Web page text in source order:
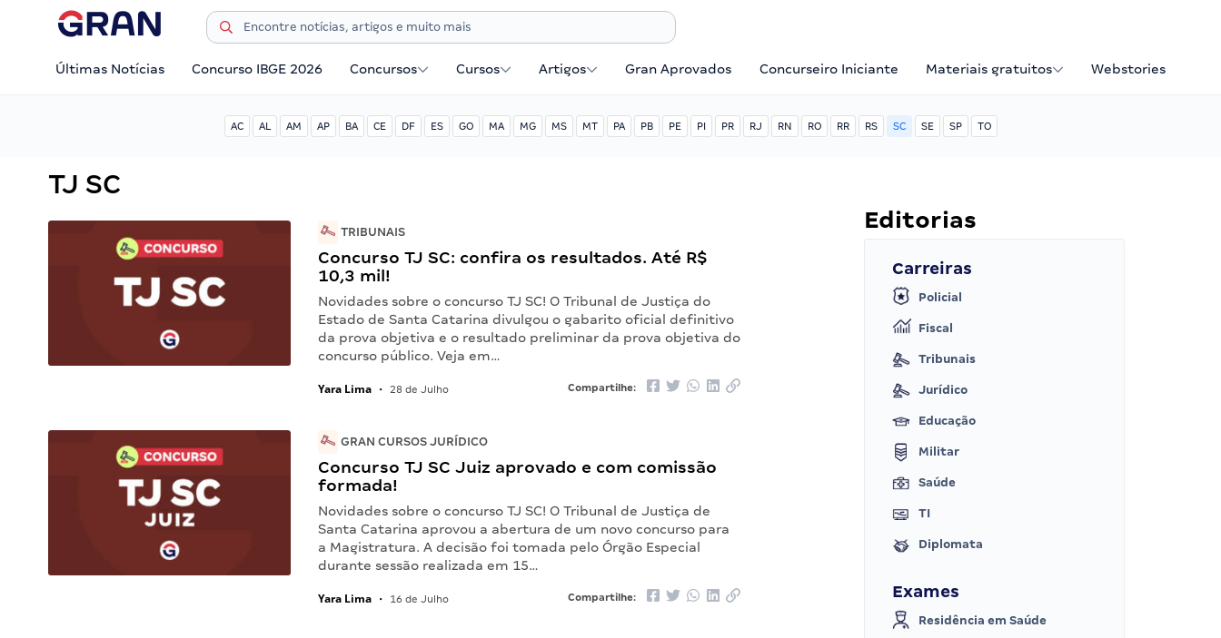
Últimas Notícias Concurso IBGE 2026 Concursos Cursos Artigos Gran Aprovados Concurseiro Iniciante Materiais gratuitos Webstories
AC AL AM AP BA CE DF ES GO MA MG MS MT PA PB PE PI PR RJ RN RO RR RS SC SE SP TO
TJ SC
TRIBUNAIS
Concurso TJ SC: confira os resultados. Até R$
10,3 mil!
Novidades sobre o concurso TJ SC! O Tribunal de Justiça do
Estado de Santa Catarina divulgou o gabarito oficial definitivo
da prova objetiva e o resultado preliminar da prova objetiva do
concurso público. Veja em…
Yara Lima • 28 de Julho Compartilhe:
GRAN CURSOS JURÍDICO
Concurso TJ SC Juiz aprovado e com comissão
formada!
Novidades sobre o concurso TJ SC! O Tribunal de Justiça de
Santa Catarina aprovou a abertura de um novo concurso para
a Magistratura. A decisão foi tomada pelo Órgão Especial
durante sessão realizada em 15…
Yara Lima • 16 de Julho Compartilhe:
Editorias
Carreiras
Policial
Fiscal
Tribunais
Jurídico
Educação
Militar
Saúde
TI
Diplomata
Exames
Residência em Saúde